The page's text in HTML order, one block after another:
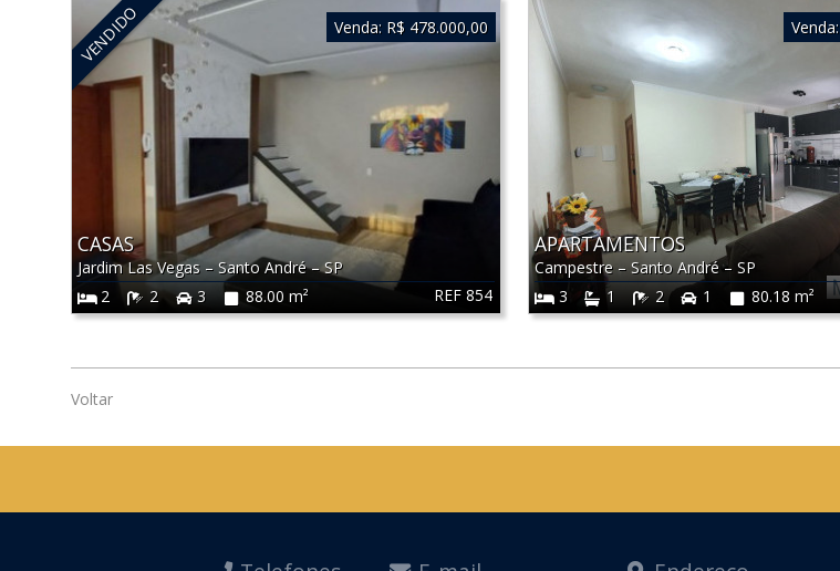
VENDIDO
REF 854
CASAS
Jardim Las Vegas –Santo André–SP
2
2 3 88.00 m²
Venda: R$ 478.000,00
APARTAMENTOS
Campestre –Santo André–SP
3
1 2 1 80.18 m²
Venda:
Voltar